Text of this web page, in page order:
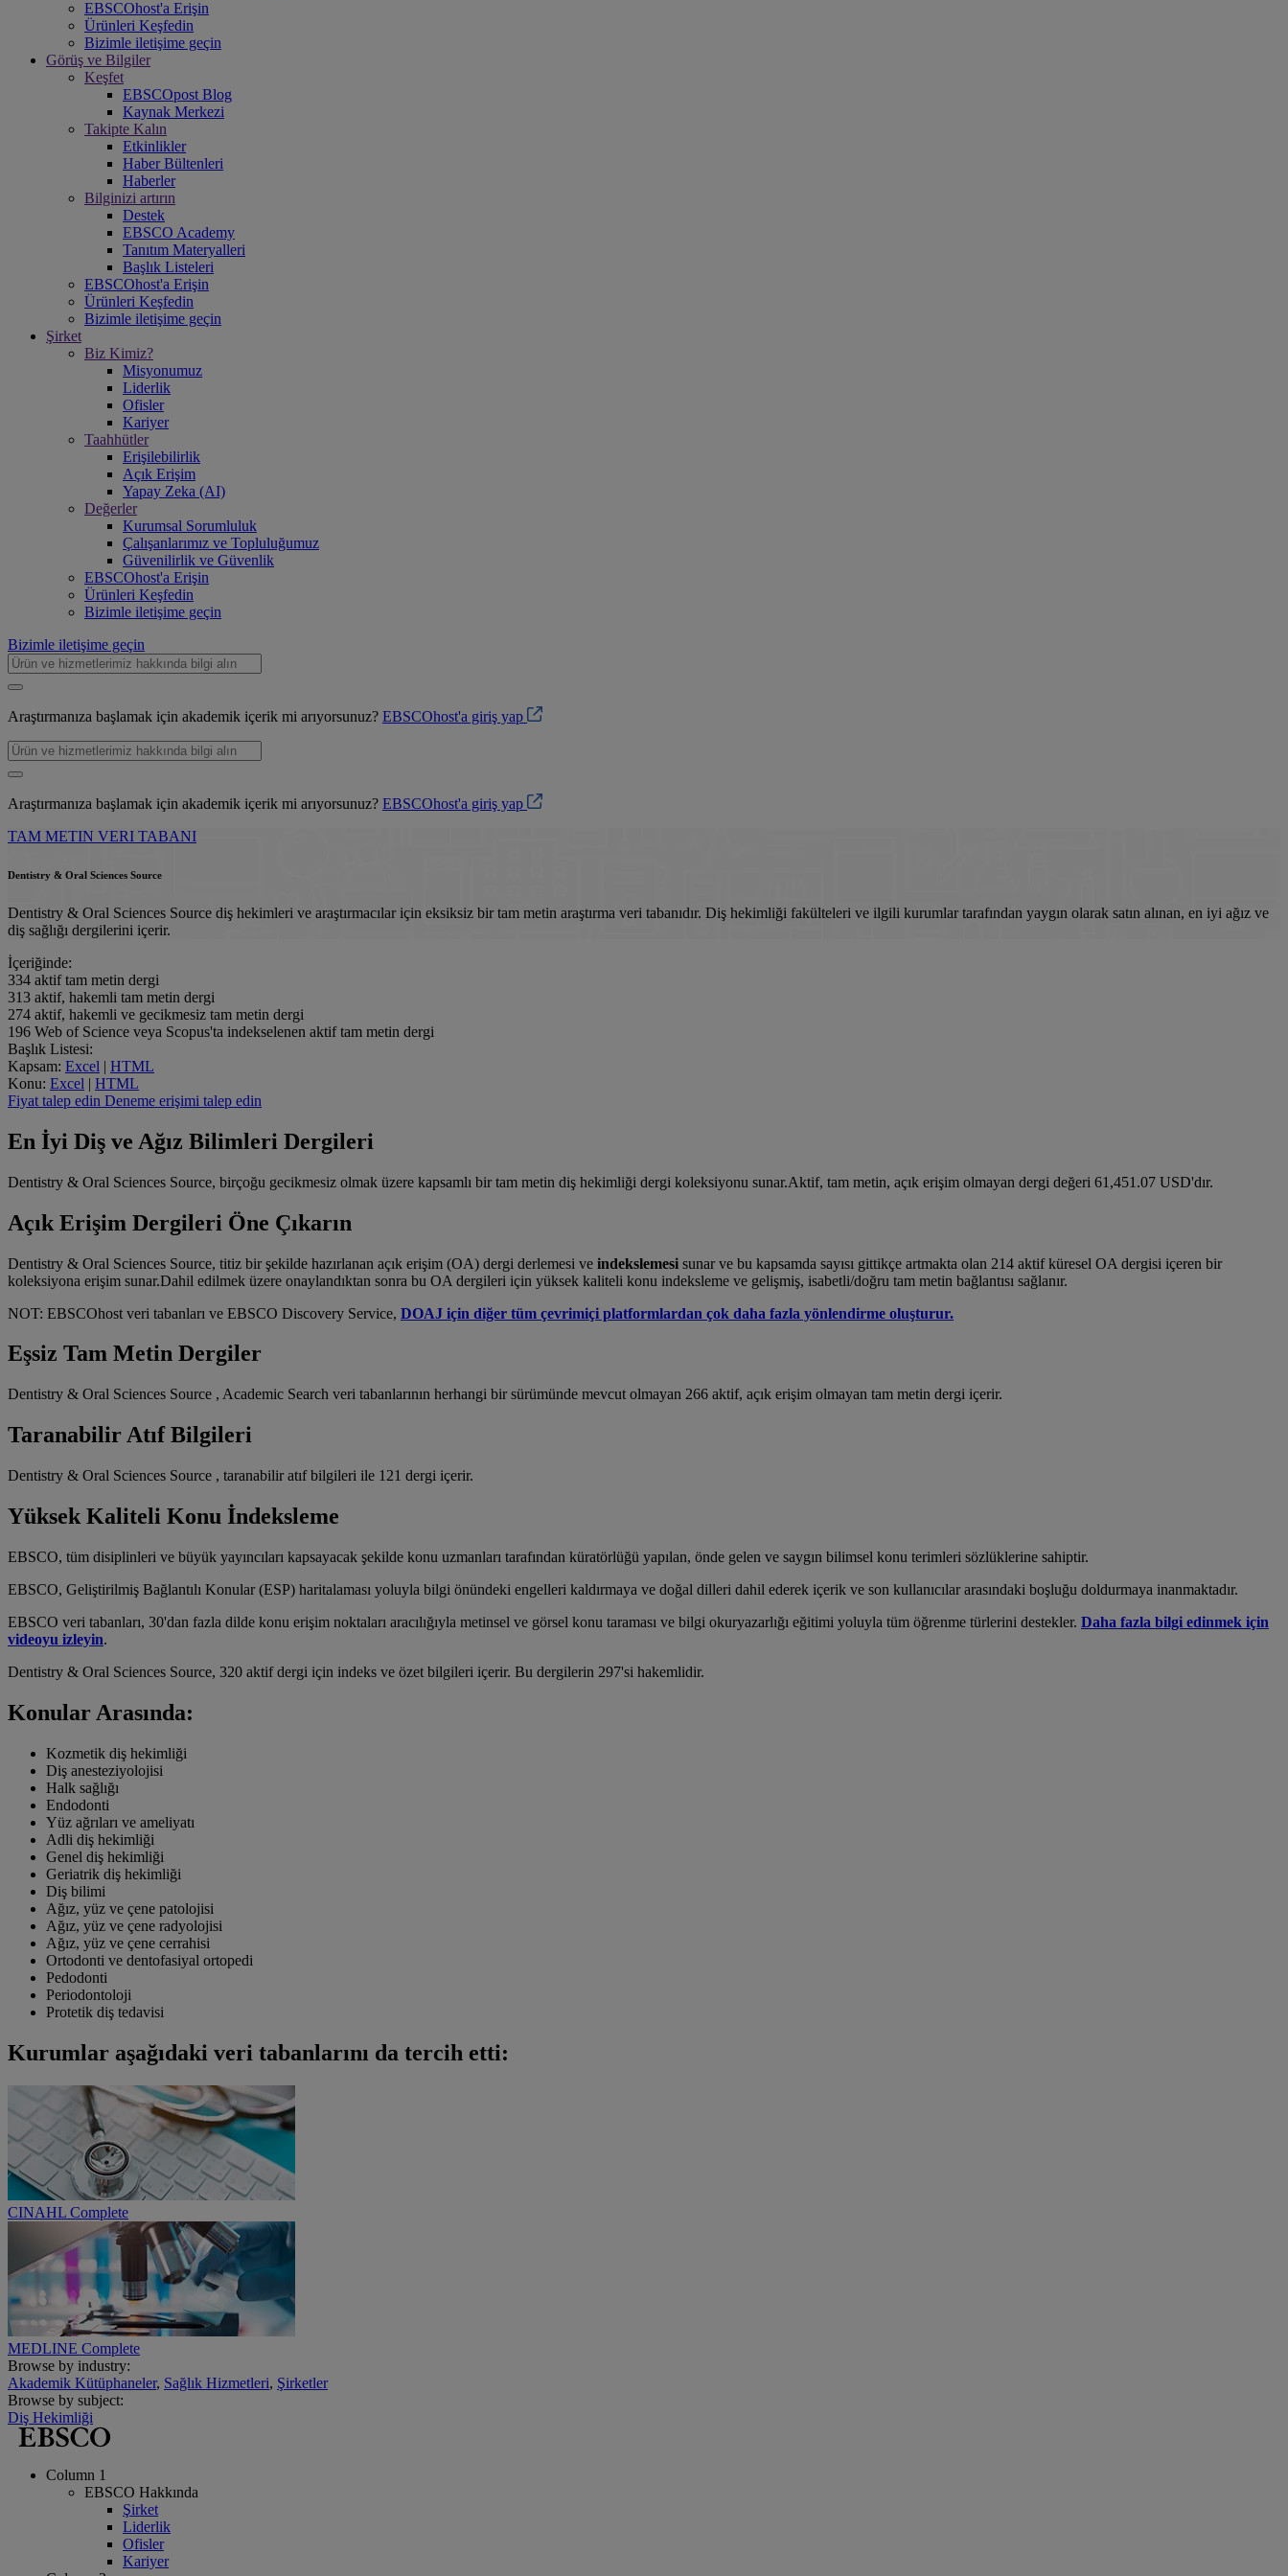
EBSCOhost'a Erişin
Ürünleri Keşfedin
Bizimle iletişime geçin
Görüş ve Bilgiler
Keşfet
EBSCOpost Blog
Kaynak Merkezi
Takipte Kalın
Etkinlikler
Haber Bültenleri
Haberler
Bilginizi artırın
Destek
EBSCO Academy
Tanıtım Materyalleri
Başlık Listeleri
EBSCOhost'a Erişin
Ürünleri Keşfedin
Bizimle iletişime geçin
Şirket
Biz Kimiz?
Misyonumuz
Liderlik
Ofisler
Kariyer
Taahhütler
Erişilebilirlik
Açık Erişim
Yapay Zeka (AI)
Değerler
Kurumsal Sorumluluk
Çalışanlarımız ve Topluluğumuz
Güvenilirlik ve Güvenlik
EBSCOhost'a Erişin
Ürünleri Keşfedin
Bizimle iletişime geçin
Bizimle iletişime geçin
Araştırmanıza başlamak için akademik içerik mi arıyorsunuz? EBSCOhost'a giriş yap
Araştırmanıza başlamak için akademik içerik mi arıyorsunuz? EBSCOhost'a giriş yap
TAM METIN VERI TABANI
Dentistry & Oral Sciences Source
Dentistry & Oral Sciences Source diş hekimleri ve araştırmacılar için eksiksiz bir tam metin araştırma veri tabanıdır. Diş hekimliği fakülteleri ve ilgili kurumlar tarafından yaygın olarak satın alınan, en iyi ağız ve
diş sağlığı dergilerini içerir.
İçeriğinde:
334 aktif tam metin dergi
313 aktif, hakemli tam metin dergi
274 aktif, hakemli ve gecikmesiz tam metin dergi
196 Web of Science veya Scopus'ta indekselenen aktif tam metin dergi
Başlık Listesi:
Kapsam: Excel | HTML
Konu: Excel | HTML
Fiyat talep edin Deneme erişimi talep edin
En İyi Diş ve Ağız Bilimleri Dergileri
Dentistry & Oral Sciences Source, birçoğu gecikmesiz olmak üzere kapsamlı bir tam metin diş hekimliği dergi koleksiyonu sunar.Aktif, tam metin, açık erişim olmayan dergi değeri 61,451.07 USD'dır.
Açık Erişim Dergileri Öne Çıkarın
Dentistry & Oral Sciences Source, titiz bir şekilde hazırlanan açık erişim (OA) dergi derlemesi ve indekslemesi sunar ve bu kapsamda sayısı gittikçe artmakta olan 214 aktif küresel OA dergisi içeren bir
koleksiyona erişim sunar.Dahil edilmek üzere onaylandıktan sonra bu OA dergileri için yüksek kaliteli konu indeksleme ve gelişmiş, isabetli/doğru tam metin bağlantısı sağlanır.
NOT: EBSCOhost veri tabanları ve EBSCO Discovery Service, DOAJ için diğer tüm çevrimiçi platformlardan çok daha fazla yönlendirme oluşturur.
Eşsiz Tam Metin Dergiler
Dentistry & Oral Sciences Source , Academic Search veri tabanlarının herhangi bir sürümünde mevcut olmayan 266 aktif, açık erişim olmayan tam metin dergi içerir.
Taranabilir Atıf Bilgileri
Dentistry & Oral Sciences Source , taranabilir atıf bilgileri ile 121 dergi içerir.
Yüksek Kaliteli Konu İndeksleme
EBSCO, tüm disiplinleri ve büyük yayıncıları kapsayacak şekilde konu uzmanları tarafından küratörlüğü yapılan, önde gelen ve saygın bilimsel konu terimleri sözlüklerine sahiptir.
EBSCO, Geliştirilmiş Bağlantılı Konular (ESP) haritalaması yoluyla bilgi önündeki engelleri kaldırmaya ve doğal dilleri dahil ederek içerik ve son kullanıcılar arasındaki boşluğu doldurmaya inanmaktadır.
EBSCO veri tabanları, 30'dan fazla dilde konu erişim noktaları aracılığıyla metinsel ve görsel konu taraması ve bilgi okuryazarlığı eğitimi yoluyla tüm öğrenme türlerini destekler. Daha fazla bilgi edinmek için
videoyu izleyin.
Dentistry & Oral Sciences Source, 320 aktif dergi için indeks ve özet bilgileri içerir. Bu dergilerin 297'si hakemlidir.
Konular Arasında:
Kozmetik diş hekimliği
Diş anesteziyolojisi
Halk sağlığı
Endodonti
Yüz ağrıları ve ameliyatı
Adli diş hekimliği
Genel diş hekimliği
Geriatrik diş hekimliği
Diş bilimi
Ağız, yüz ve çene patolojisi
Ağız, yüz ve çene radyolojisi
Ağız, yüz ve çene cerrahisi
Ortodonti ve dentofasiyal ortopedi
Pedodonti
Periodontoloji
Protetik diş tedavisi
Kurumlar aşağıdaki veri tabanlarını da tercih etti:
CINAHL Complete
MEDLINE Complete
Browse by industry:
Akademik Kütüphaneler, Sağlık Hizmetleri, Şirketler
Browse by subject:
Diş Hekimliği
Column 1
EBSCO Hakkında
Şirket
Liderlik
Ofisler
Kariyer